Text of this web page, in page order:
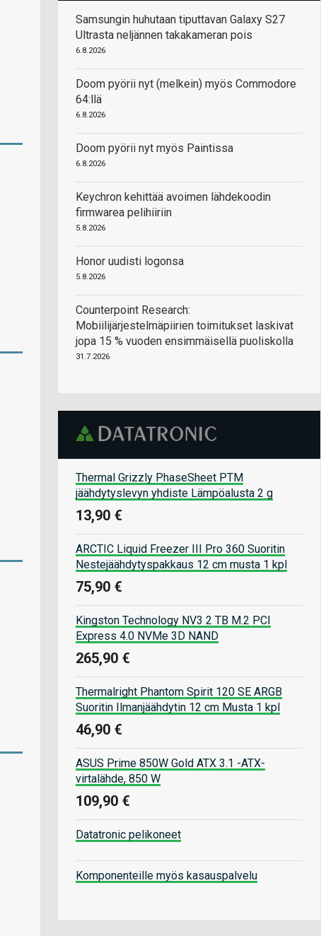
Samsungin huhutaan tiputtavan Galaxy S27
Ultrasta neljännen takakameran pois
6.8.2026
Doom pyörii nyt (melkein) myös Commodore
64:llä
6.8.2026
Doom pyörii nyt myös Paintissa
6.8.2026
Keychron kehittää avoimen lähdekoodin
firmwarea pelihiiriin
5.8.2026
Honor uudisti logonsa
5.8.2026
Counterpoint Research:
Mobiilijärjestelmäpiirien toimitukset laskivat
jopa 15 % vuoden ensimmäisellä puoliskolla
31.7.2026
Thermal Grizzly PhaseSheet PTM
jäähdytyslevyn yhdiste Lämpöalusta 2 g
13,90 €
ARCTIC Liquid Freezer III Pro 360 Suoritin
Nestejäähdytyspakkaus 12 cm musta 1 kpl
75,90 €
Kingston Technology NV3 2 TB M.2 PCI
Express 4.0 NVMe 3D NAND
265,90 €
Thermalright Phantom Spirit 120 SE ARGB
Suoritin Ilmanjäähdytin 12 cm Musta 1 kpl
46,90 €
ASUS Prime 850W Gold ATX 3.1 -ATX-
virtalähde, 850 W
109,90 €
Datatronic pelikoneet
Komponenteille myös kasauspalvelu